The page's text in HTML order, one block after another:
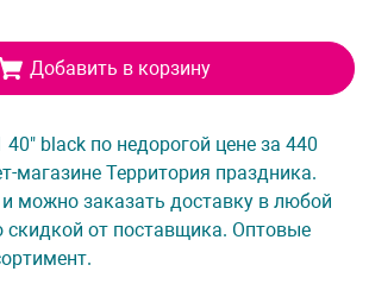
Добавить в корзину
black по недорогой цене за 440
магазине Территория праздника.
можно заказать доставку в любой
скидкой от поставщика. Оптовые